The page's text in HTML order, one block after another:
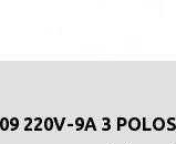
220V-9A 3 POLOS